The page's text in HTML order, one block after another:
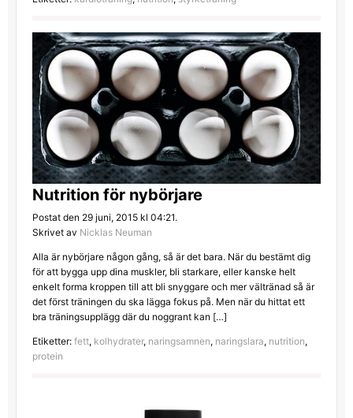
Nutrition för nybörjare
Postat den 29 juni, 2015 kl 04:21.
Skrivet av Nicklas Neuman
Alla är nybörjare någon gång, så är det bara. När du bestämt dig
för att bygga upp dina muskler, bli starkare, eller kanske helt
enkelt forma kroppen till att bli snyggare och mer vältränad så är
det först träningen du ska lägga fokus på. Men när du hittat ett
bra träningsupplägg där du noggrant kan […]
Etiketter: fett, kolhydrater, naringsamnen, naringslara, nutrition,
protein